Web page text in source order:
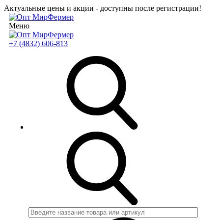
Актуальные цены и акции - доступны после регистрации!
Меню
+7 (4832) 606-813